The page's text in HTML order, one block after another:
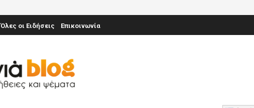
Όλες οι Ειδήσεις Επικοινωνία